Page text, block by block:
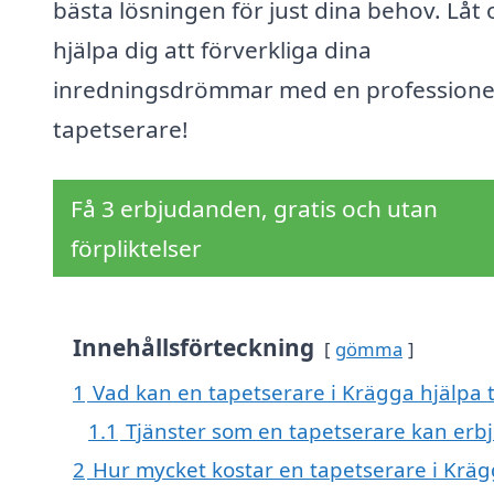
bästa lösningen för just dina behov. Låt
hjälpa dig att förverkliga dina
inredningsdrömmar med en
tapetserare!
Få 3 erbjudanden, gratis och utan
förpliktelser
Innehållsförteckning gömma
1 Vad kan en tapetserare i Krägga hjälpa
1.1 Tjänster som en tapetserare kan
2 Hur mycket kostar en tapetserare i